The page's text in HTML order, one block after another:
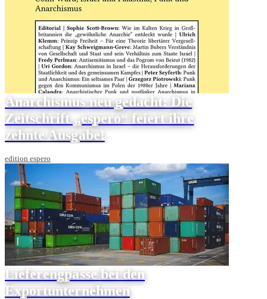
Anarchismus neu gedacht: Die
Zeitschrift „espero“ feiert ihre
zehnte Ausgabe!
edition espero
Lieferengpässe bei den
Exportunternehmen